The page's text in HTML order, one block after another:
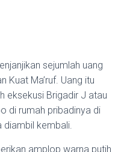
sejumlah uang
Kuat Ma’ruf. Uang itu
eksekusi Brigadir J atau
di rumah pribadinya di
diambil kembali.
amplop warna putih